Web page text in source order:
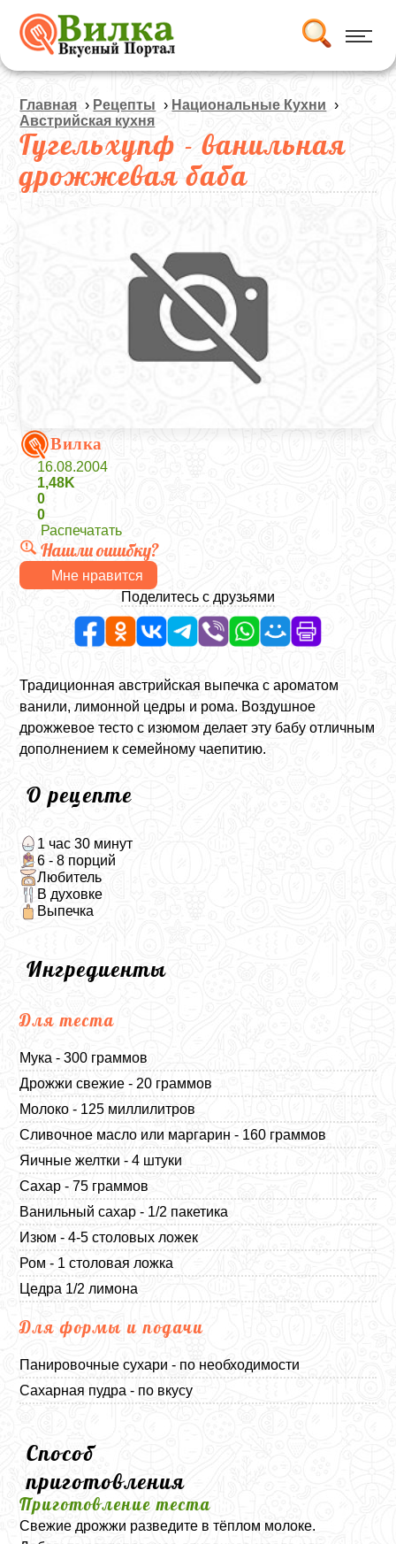
Главная › Рецепты › Национальные Кухни ›
Австрийская кухня
Гугельхупф - ванильная
дрожжевая баба
Вилка
16.08.2004
1,48K
0
0
Распечатать
Нашли ошибку?
Мне нравится
Поделитесь с друзьями
Традиционная австрийская выпечка с ароматом
ванили, лимонной цедры и рома. Воздушное
дрожжевое тесто с изюмом делает эту бабу отличным
дополнением к семейному чаепитию.
О рецепте
1 час 30 минут
6 - 8 порций
Любитель
В духовке
Выпечка
Ингредиенты
Для теста
Мука - 300 граммов
Дрожжи свежие - 20 граммов
Молоко - 125 миллилитров
Сливочное масло или маргарин - 160 граммов
Яичные желтки - 4 штуки
Сахар - 75 граммов
Ванильный сахар - 1/2 пакетика
Изюм - 4-5 столовых ложек
Ром - 1 столовая ложка
Цедра 1/2 лимона
Для формы и подачи
Панировочные сухари - по необходимости
Сахарная пудра - по вкусу
Способ
приготовления
Приготовление теста
Свежие дрожжи разведите в тёплом молоке.